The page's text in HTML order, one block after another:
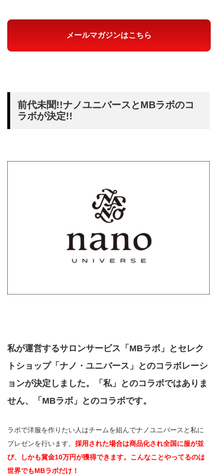
メールマガジンはこちら
前代未聞!!ナノユニバースとMBラボのコ
ラボが決定!!
私が運営するサロンサービス「MBラボ」とセレク
トショップ「ナノ・ユニバース」とのコラボレーシ
ョンが決定しました。「私」とのコラボではありま
せん、「MBラボ」とのコラボです。
ラボで洋服を作りたい人はチームを組んでナノユニバースと私に
プレゼンを行います。 採用された場合は商品化され全国に服が並
び、しかも賞金10万円が獲得できます。こんなことやってるのは
世界でもMBラボだけ！